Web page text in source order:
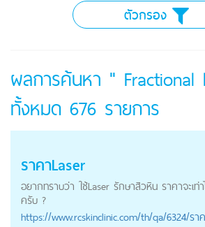
ตัวกรอง
ผลการค้นหา " Fractional
ทั้งหมด 676 รายการ
ราคาLaser
อยากทราบว่า ใช้Laser รักษาสิวหิน ราคาจะเท่า
ครับ ?
https://www.rcskinclinic.com/th/qa/6324/รา